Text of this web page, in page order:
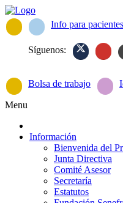
Info para pacientes
Síguenos:
Bolsa de trabajo
Menu
Información
Bienvenida del
Junta Directiva
Comité Asesor
Secretaría
Estatutos